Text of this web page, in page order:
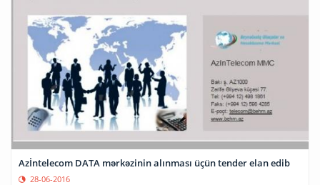
Azİntelecom DATA mərkəzinin alınması üçün tender elan edib
28-06-2016